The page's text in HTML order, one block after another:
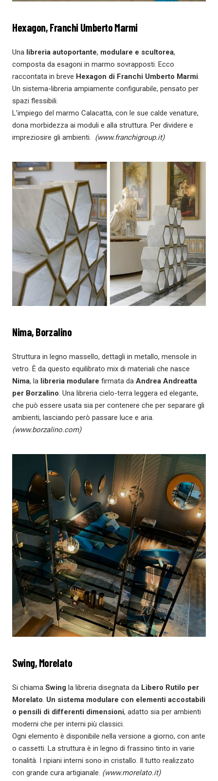
Hexagon, Franchi Umberto Marmi
Una libreria autoportante, modulare e scultorea,
composta da esagoni in marmo sovrapposti. Ecco
raccontata in breve Hexagon di Franchi Umberto Marmi.
Un sistema-libreria ampiamente configurabile, pensato per
spazi flessibili.
L’impiego del marmo Calacatta, con le sue calde venature,
dona morbidezza ai moduli e alla struttura. Per dividere e
impreziosire gli ambienti. (www.franchigroup.it)
Nima, Borzalino
Struttura in legno massello, dettagli in metallo, mensole in
vetro. È da questo equilibrato mix di materiali che nasce
Nima, la libreria modulare firmata da Andrea Andreatta
per Borzalino. Una libreria cielo-terra leggera ed elegante,
che può essere usata sia per contenere che per separare gli
ambienti, lasciando però passare luce e aria.
(www.borzalino.com)
Swing, Morelato
Si chiama Swing la libreria disegnata da Libero Rutilo per
Morelato. Un sistema modulare con elementi accostabili
o pensili di differenti dimensioni, adatto sia per ambienti
moderni che per interni più classici.
Ogni elemento è disponibile nella versione a giorno, con ante
o cassetti. La struttura è in legno di frassino tinto in varie
tonalità. I ripiani interni sono in cristallo. Il tutto realizzato
con grande cura artigianale. (www.morelato.it)